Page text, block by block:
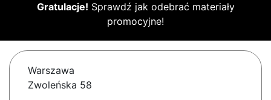
Gratulacje! Sprawdź jak odebrać materiały
promocyjne!
Warszawa
Zwoleńska 58